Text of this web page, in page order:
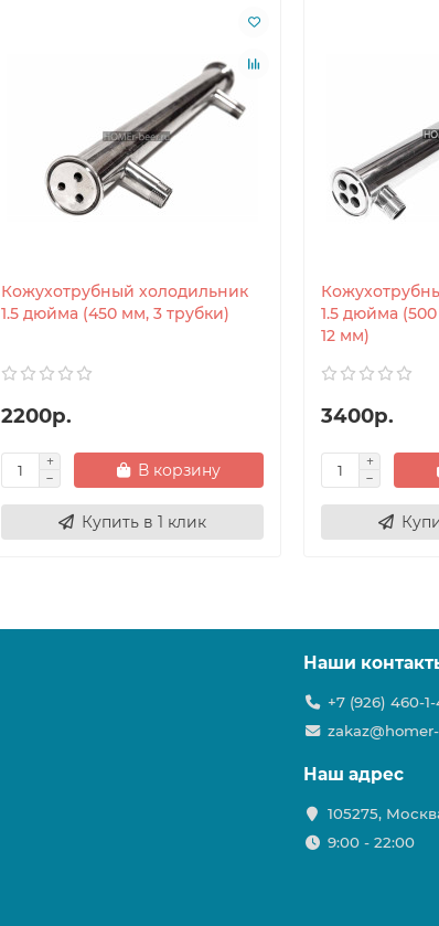
Кожухотрубный холодильник
1.5 дюйма (450 мм, 3 трубки)
2200р.
В корзину
Купить в 1 клик
1.5 дюйма
12 мм)
3400р.
Наши
+7 (926) 460-
Наш адрес
105275,
9:00 - 22:00